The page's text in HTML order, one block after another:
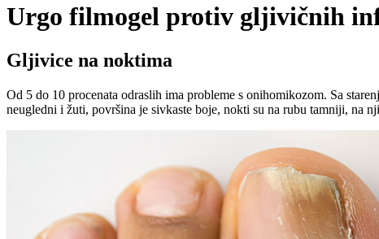
Urgo filmogel protiv gljivičnih
Gljivice na noktima
Od 5 do 10 procenata odraslih ima probleme s onihomikozom. Sa
neugledni i žuti, površina je sivkaste boje, nokti su na rubu tamniji, na